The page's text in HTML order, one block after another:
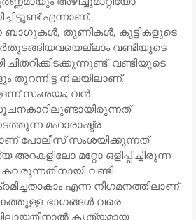
എന്നാണ്.
ബാഗുകൾ, തുണികൾ, കുട്ടികളുടെ
വണ്ടിയുടെ
വണ്ടിയുടെ
നിലയിലാണ്.
സംശയം; വൻ
മഹാരാഷ്ട്ര
പോലീസ് സംശയിക്കുന്നത്.
മറ്റോ ഒളിപ്പിച്ചിരുന്ന
വണ്ടി
എന്ന നിഗമനത്തിലാണ്
ഭാഗങ്ങൾ വരെ
കൃത്യമായ